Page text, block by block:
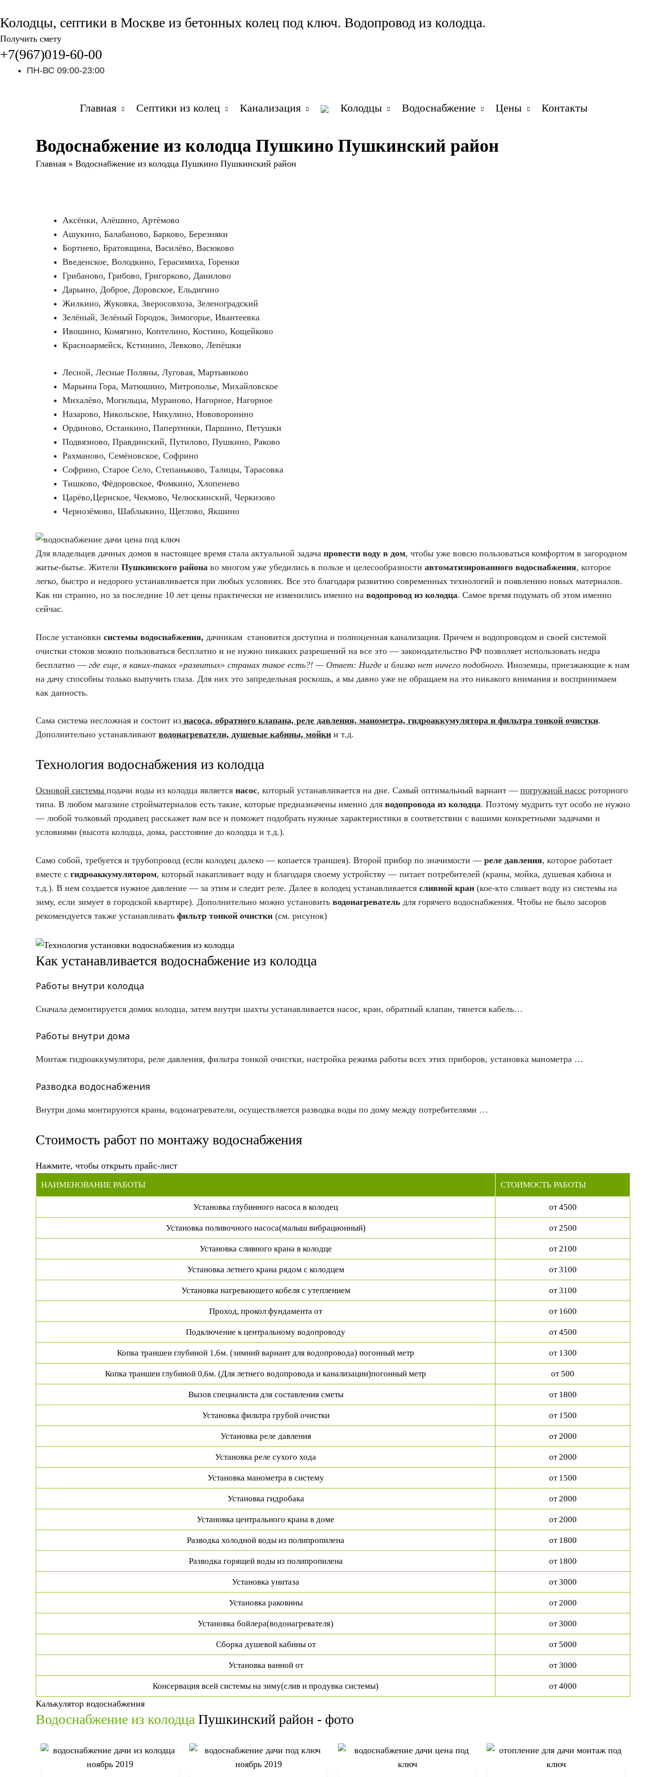
Колодцы, септики в Москве из бетонных колец под ключ. Водопровод из колодца.
Получить смету
+7(967)019-60-00
ПН-ВС 09:00-23:00
Главная Септики из колец Канализация Колодцы Водоснабжение Цены Контакты
Водоснабжение из колодца Пушкино Пушкинский район
Главная » Водоснабжение из колодца Пушкино Пушкинский район
Аксёнки, Алёшино, Артёмово
Ашукино, Балабаново, Барково, Березняки
Бортнево, Братовщина, Василёво, Васюково
Введенское, Володкино, Герасимиха, Горенки
Грибаново, Грибово, Григорково, Данилово
Дарьино, Доброе, Доровское, Ельдигино
Жилкино, Жуковка, Зверосовхоза, Зеленоградский
Зелёный, Зелёный Городок, Зимогорье, Ивантеевка
Ивошино, Комягино, Коптелино, Костино, Кощейково
Красноармейск, Кстинино, Левково, Лепёшки
Лесной, Лесные Поляны, Луговая, Мартьянково
Марьина Гора, Матюшино, Митрополье, Михайловское
Михалёво, Могильцы, Мураново, Нагорное, Нагорное
Назарово, Никольское, Никулино, Нововоронино
Ординово, Останкино, Папертники, Паршино, Петушки
Подвязново, Правдинский, Путилово, Пушкино, Раково
Рахманово, Семёновское, Софрино
Софрино, Старое Село, Степаньково, Талицы, Тарасовка
Тишково, Фёдоровское, Фомкино, Хлопенево
Царёво,Цернское, Чекмово, Челюскинский, Черкизово
Чернозёмово, Шаблыкино, Щеглово, Якшино
Для владельцев дачных домов в настоящее время стала актуальной задача провести воду в дом, чтобы уже вовсю пользоваться комфортом в загородном
житье-бытье. Жители Пушкинского района во многом уже убедились в пользе и целесообразности автоматизированного водоснабжения, которое
легко, быстро и недорого устанавливается при любых условиях. Все это благодаря развитию современных технологий и появлению новых материалов.
Как ни странно, но за последние 10 лет цены практически не изменились именно на водопровод из колодца. Самое время подумать об этом именно
сейчас.
После установки системы водоснабжения, дачникам становится доступна и полноценная канализация. Причем и водопроводом и своей системой
очистки стоков можно пользоваться бесплатно и не нужно никаких разрешений на все это — законодательство РФ позволяет использовать недра
бесплатно — где еще, в каких-таких «развитых» странах такое есть?! — Ответ: Нигде и близко нет ничего подобного. Иноземцы, приезжающие к нам
на дачу способны только выпучить глаза. Для них это запредельная роскошь, а мы давно уже не обращаем на это никакого внимания и воспринимаем
как данность.
Сама система несложная и состоит из насоса, обратного клапана, реле давления, манометра, гидроаккумулятора и фильтра тонкой очистки.
Дополнительно устанавливают водонагреватели, душевые кабины, мойки и т.д.
Технология водоснабжения из колодца
Основой системы подачи воды из колодца является насос, который устанавливается на дне. Самый оптимальный вариант — погружной насос роторного
типа. В любом магазине стройматериалов есть такие, которые предназначены именно для водопровода из колодца. Поэтому мудрить тут особо не нужно
— любой толковый продавец расскажет вам все и поможет подобрать нужные характеристики в соответствии с вашими конкретными задачами и
условиями (высота колодца, дома, расстояние до колодца и т.д.).
Само собой, требуется и трубопровод (если колодец далеко — копается траншея). Второй прибор по значимости — реле давления, которое работает
вместе с гидроаккумулятором, который накапливает воду и благодаря своему устройству — питает потребителей (краны, мойка, душевая кабина и
т.д.). В нем создается нужное давление — за этим и следит реле. Далее в колодец устанавливается сливной кран (кое-кто сливает воду из системы на
зиму, если зимует в городской квартире). Дополнительно можно установить водонагреватель для горячего водоснабжения. Чтобы не было засоров
рекомендуется также устанавливать фильтр тонкой очистки (см. рисунок)
Как устанавливается водоснабжение из колодца
Работы внутри колодца
Сначала демонтируется домик колодца, затем внутри шахты устанавливается насос, кран, обратный клапан, тянется кабель…
Работы внутри дома
Монтаж гидроаккумулятора, реле давления, фильтра тонкой очистки, настройка режима работы всех этих приборов, установка манометра …
Разводка водоснабжения
Внутри дома монтируются краны, водонагреватели, осуществляется разводка воды по дому между потребителями …
Стоимость работ по монтажу водоснабжения
Нажмите, чтобы открыть прайс-лист
НАИМЕНОВАНИЕ РАБОТЫ СТОИМОСТЬ РАБОТЫ
Установка глубинного насоса в колодец от 4500
Установка поливочного насоса(малыш вибрационный) от 2500
Установка сливного крана в колодце от 2100
Установка летнего крана рядом с колодцем от 3100
Установка нагревающего кобеля с утеплением от 3100
Проход, прокол фундамента от от 1600
Подключение к центральному водопроводу от 4500
Копка траншеи глубиной 1,6м. (зимний вариант для водопровода) погонный метр от 1300
Копка траншеи глубиной 0,6м. (Для летнего водопровода и канализации)погонный метр от 500
Вызов специалиста для составления сметы от 1800
Установка фильтра грубой очистки от 1500
Установка реле давления от 2000
Установка реле сухого хода от 2000
Установка манометра в систему от 1500
Установка гидробака от 2000
Установка центрального крана в доме от 2000
Разводка холодной воды из полипропилена от 1800
Разводка горящей воды из полипропилена от 1800
Установка унитаза от 3000
Установка раковины от 2000
Установка бойлера(водонагревателя) от 3000
Сборка душевой кабины от от 5000
Установка ванной от от 3000
Консервация всей системы на зиму(слив и продувка системы) от 4000
Калькулятор водоснабжения
Водоснабжение из колодца Пушкинский район - фото